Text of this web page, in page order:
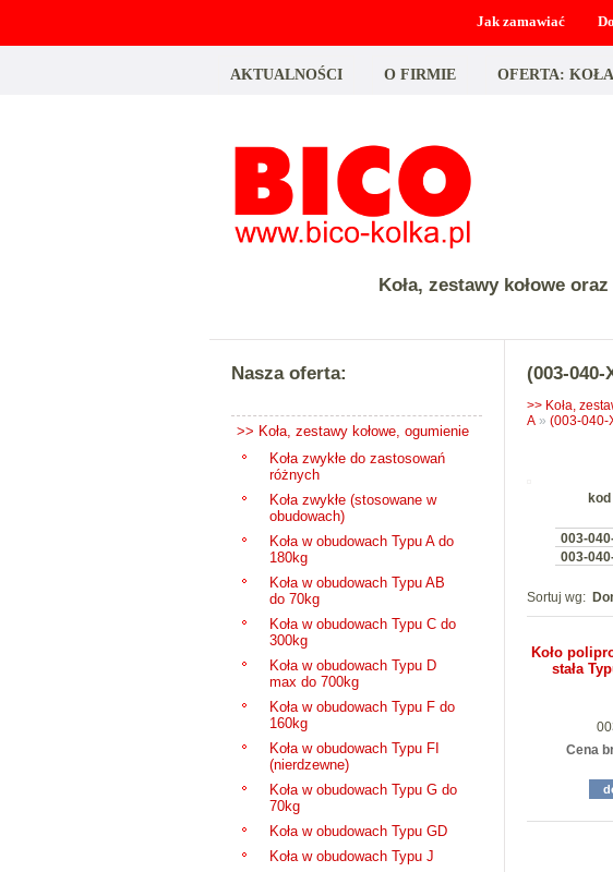
Jak zamawiać
AKTUALNOŚCI O FIRMIE OFERTA:
Koła, zestawy kołowe
Nasza oferta:
>> Koła, zestawy kołowe, ogumienie
Koła zwykłe do zastosowań
różnych
Koła zwykłe (stosowane w
obudowach)
Koła w obudowach Typu A do
180kg
Koła w obudowach Typu AB
do 70kg
Koła w obudowach Typu C do
300kg
Koła w obudowach Typu D
max do 700kg
Koła w obudowach Typu F do
160kg
Koła w obudowach Typu FI
(nierdzewne)
Koła w obudowach Typu G do
70kg
Koła w obudowach Typu GD
Koła w obudowach Typu J
(003-
>> Koła,
A» (003-040-
kod
003-
003-
Sortuj wg:
Koło
stała
Cena